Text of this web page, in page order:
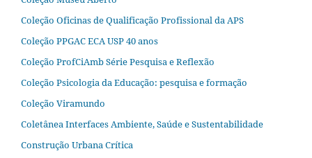
Coleção Oficinas de Qualificação Profissional da APS
Coleção PPGAC ECA USP 40 anos
Coleção ProfCiAmb Série Pesquisa e Reflexão
Coleção Psicologia da Educação: pesquisa e formação
Coleção Viramundo
Coletânea Interfaces Ambiente, Saúde e Sustentabilidade
Construção Urbana Crítica